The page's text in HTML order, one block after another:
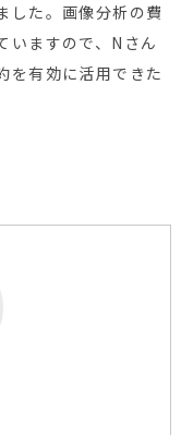
した。画像分析の費
いますので、Nさん
を有効に活用できた